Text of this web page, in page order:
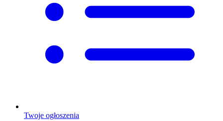
Twoje ogłoszenia